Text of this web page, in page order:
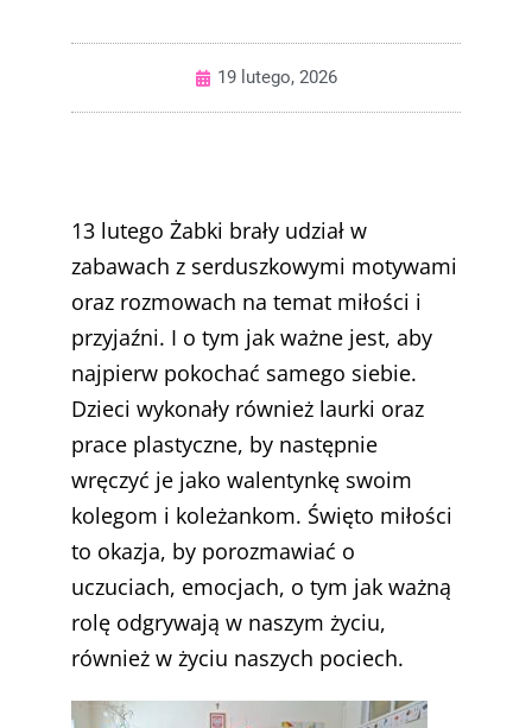
19 lutego, 2026
13 lutego Żabki brały udział w
zabawach z serduszkowymi motywami
oraz rozmowach na temat miłości i
przyjaźni. I o tym jak ważne jest, aby
najpierw pokochać samego siebie.
Dzieci wykonały również laurki oraz
prace plastyczne, by następnie
wręczyć je jako walentynkę swoim
kolegom i koleżankom. Święto miłości
to okazja, by porozmawiać o
uczuciach, emocjach, o tym jak ważną
rolę odgrywają w naszym życiu,
również w życiu naszych pociech.